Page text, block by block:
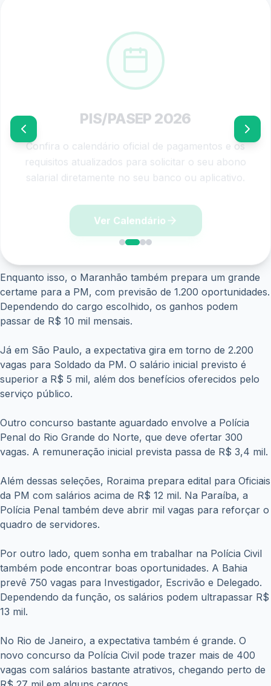
PIS/PASEP 2026
Confira o calendário oficial de pagamentos e os
requisitos atualizados para solicitar o seu abono
salarial diretamente no seu banco ou aplicativo.
Ver Calendário
Enquanto isso, o Maranhão também prepara um grande
certame para a PM, com previsão de 1.200 oportunidades.
Dependendo do cargo escolhido, os ganhos podem
passar de R$ 10 mil mensais.
Já em São Paulo, a expectativa gira em torno de 2.200
vagas para Soldado da PM. O salário inicial previsto é
superior a R$ 5 mil, além dos benefícios oferecidos pelo
serviço público.
Outro concurso bastante aguardado envolve a Polícia
Penal do Rio Grande do Norte, que deve ofertar 300
vagas. A remuneração inicial prevista passa de R$ 3,4 mil.
Além dessas seleções, Roraima prepara edital para Oficiais
da PM com salários acima de R$ 12 mil. Na Paraíba, a
Polícia Penal também deve abrir mil vagas para reforçar o
quadro de servidores.
Por outro lado, quem sonha em trabalhar na Polícia Civil
também pode encontrar boas oportunidades. A Bahia
prevê 750 vagas para Investigador, Escrivão e Delegado.
Dependendo da função, os salários podem ultrapassar R$
13 mil.
No Rio de Janeiro, a expectativa também é grande. O
novo concurso da Polícia Civil pode trazer mais de 400
vagas com salários bastante atrativos, chegando perto de